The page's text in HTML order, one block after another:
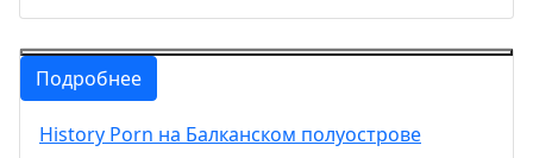
Подробнее
History Porn на Балканском полуострове